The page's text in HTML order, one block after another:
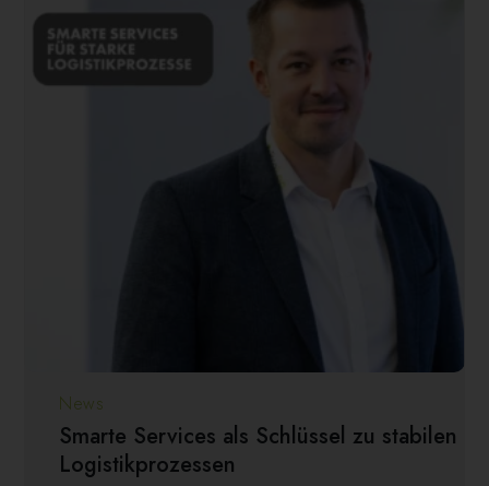
News
Smarte Services als Schlüssel zu stabilen
Logistikprozessen